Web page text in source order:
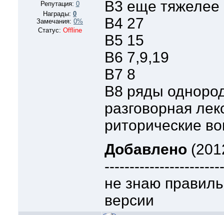
Репутация: 0
Награды: 0
Замечания: 0%
Статус: Offline
B3 еще тяжелее
B4 27
B5 15
B6 7,9,19
B7 8
B8 ряды
разговорная
риторические
Добавлено
не знаю
версии